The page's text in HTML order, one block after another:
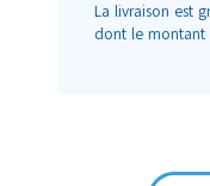
La livraison est
dont le montant